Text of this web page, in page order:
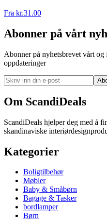
Fra kr.31.00
Abonner på vårt
Abonner på nyhetsbrevet vårt og
oppdateringer
Om ScandiDeals
ScandiDeals hjelper deg med å
skandinaviske
Kategorier
Boligtilbehør
Møbler
Baby & Småbørn
Bagage & Tasker
bordlamper
Børn